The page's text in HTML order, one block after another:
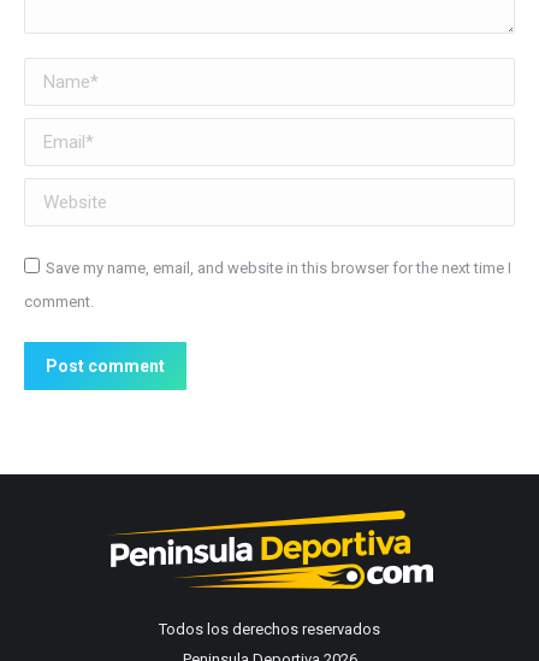
Name *
Email *
Website
Save my name, email, and website in this browser for the next time I
comment.
Post comment
Todos los derechos reservados